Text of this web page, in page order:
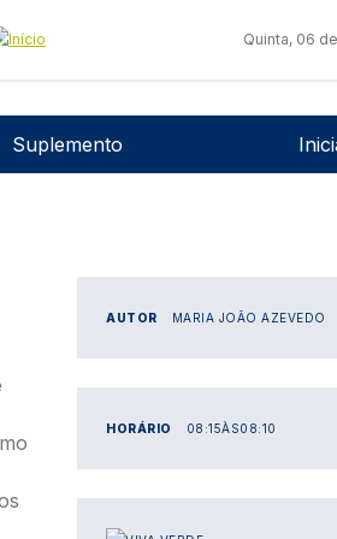
Quinta, 06
Suplemento
AUTOR MARIA JOÃO AZEVEDO
HORÁRIO 08:15ÀS08:10